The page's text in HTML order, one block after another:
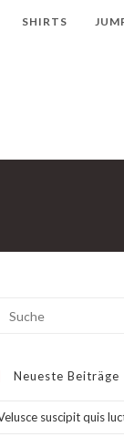
SHIRTS
Neueste Beiträge
suscipit quis